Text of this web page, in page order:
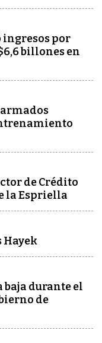
ingresos por
billones en
de Crédito
la Espriella
Hayek
baja durante el
de